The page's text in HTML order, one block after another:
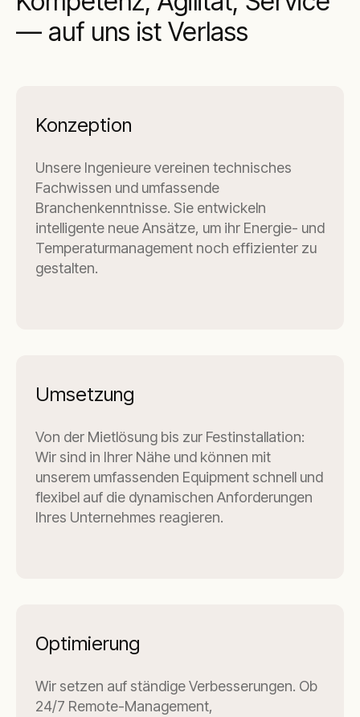
— auf uns ist Verlass
Konzeption
Unsere Ingenieure vereinen technisches
Fachwissen und umfassende
Branchenkenntnisse. Sie entwickeln
intelligente neue Ansätze, um ihr Energie- und
Temperaturmanagement noch effizienter zu
gestalten.
Umsetzung
Von der Mietlösung bis zur Festinstallation:
Wir sind in Ihrer Nähe und können mit
unserem umfassenden Equipment schnell und
flexibel auf die dynamischen Anforderungen
Ihres Unternehmes reagieren.
Optimierung
Wir setzen auf ständige Verbesserungen. Ob
24/7 Remote-Management,